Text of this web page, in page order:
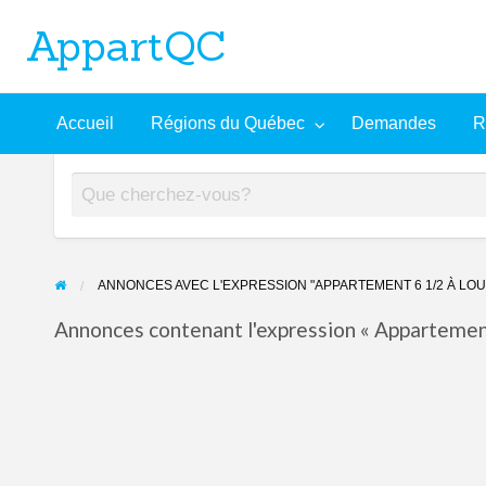
Recherche
Aide
À
AppartQC
Accueil Régions du Québec Demandes
ANNONCES AVEC L'EXPRESSION "APPARTEMENT 6 1/2 À
Annonces contenant l'expression «